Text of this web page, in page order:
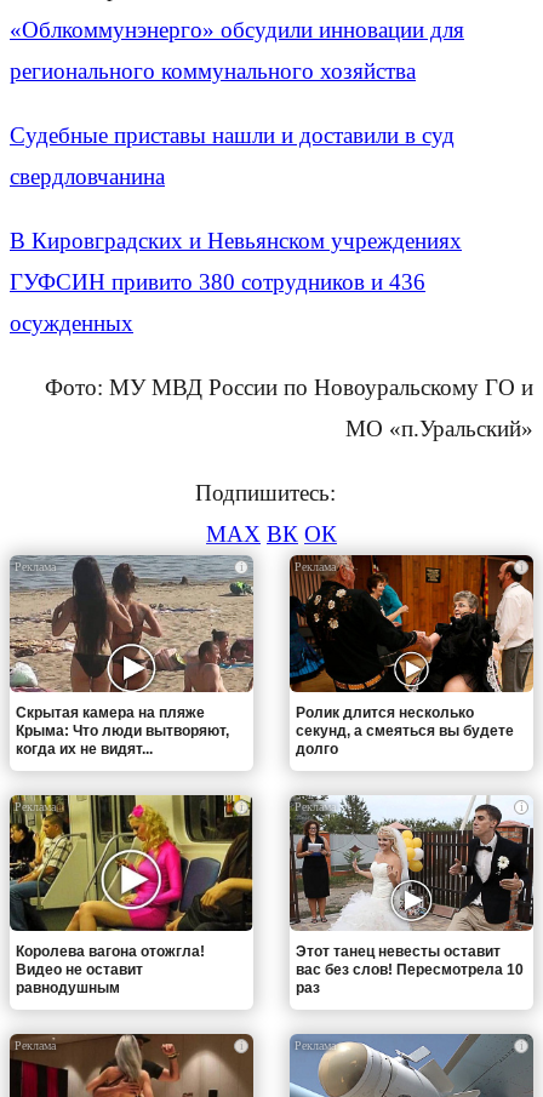
«Облкоммунэнерго» обсудили инновации для
регионального коммунального хозяйства
Судебные приставы нашли и доставили в суд
свердловчанина
В Кировградских и Невьянском учреждениях
ГУФСИН привито 380 сотрудников и 436
осужденных
Фото: МУ МВД России по Новоуральскому ГО и
МО «п.Уральский»
Подпишитесь:
MAX ВК ОК
i
Скрытая камера на пляже
Крыма: Что люди вытворяют,
когда их не видят...
i
Ролик длится несколько
секунд, а смеяться вы будете
долго
i
Королева вагона отожгла!
Видео не оставит
равнодушным
i
Этот танец невесты оставит
вас без слов! Пересмотрела 10
раз
i i